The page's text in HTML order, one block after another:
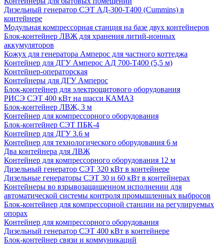
Дизельный генератор СЭТ АД-300-Т400 (Cummins) в
контейнере
Модульная компрессорная станция на базе двух контейнеров
Блок-контейнер ЛВЖ для хранения литий-ионных
аккумуляторов
Кожух для генератора Амперос для частного коттеджа
Контейнер для ДГУ Амперос АД 700-Т400 (5,5 м)
Контейнер-операторская
Контейнеры для ДГУ Амперос
Блок-контейнер для электрощитового оборудования
РИСЭ СЭТ 400 кВт на шасси КАМАЗ
Блок-контейнер ЛВЖ, 3 м
Контейнер для компрессорного оборудования
Блок-контейнер СЭТ ПБК-4
Контейнер для ДГУ 3.6 м
Контейнер для технологического оборудования 6 м
Два контейнера для ЛВЖ
Контейнер для компрессорного оборудования 12 м
Дизельный генератор СЭТ 320 кВт в контейнере
Дизельные генераторы СЭТ 30 и 60 кВт в контейнерах
Контейнеры во взрывозащищенном исполнении для
автоматической системы контроля промышленных выбросов
Блок-контейнер для компрессорной станции на регулируемых
опорах
Контейнер для компрессорного оборудования
Дизельный генератор СЭТ 400 кВт в контейнере
Блок-контейнер связи и коммуникаций